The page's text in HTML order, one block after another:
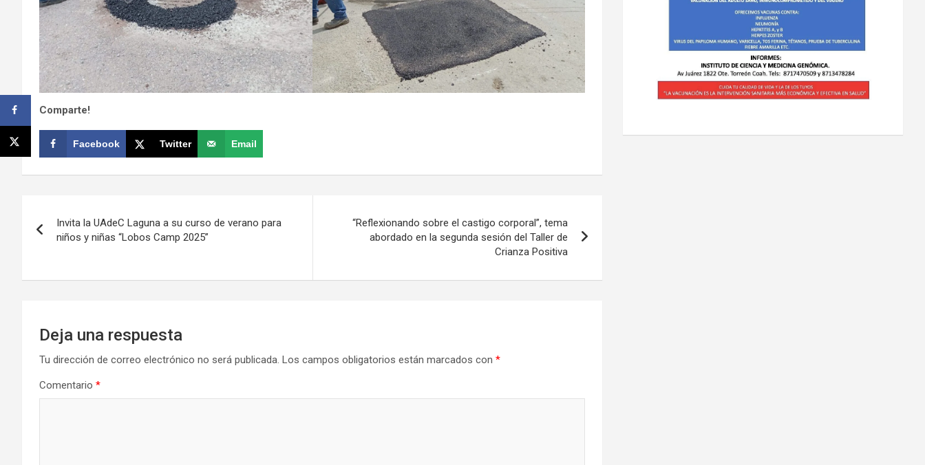
Comparte!
Facebook Twitter Email
de
Invita la UAdeC Laguna a su curso de verano para
niños y niñas “Lobos Camp 2025”
“Reflexionando sobre el castigo corporal”, tema
abordado en la segunda sesión del Taller de
Crianza Positiva
Deja una respuesta
Tu dirección de correo electrónico no será publicada. Los campos obligatorios están marcados con *
Comentario *